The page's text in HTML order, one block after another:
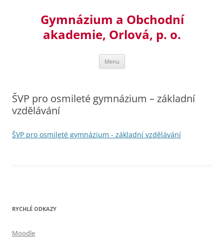
Gymnázium a Obchodní
akademie, Orlová, p. o.
Menu
ŠVP pro osmileté gymnázium – základní
vzdělávání
ŠVP pro osmileté gymnázium - základní vzdělávání
RYCHLÉ ODKAZY
Moodle